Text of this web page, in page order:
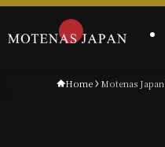
Home Motenas